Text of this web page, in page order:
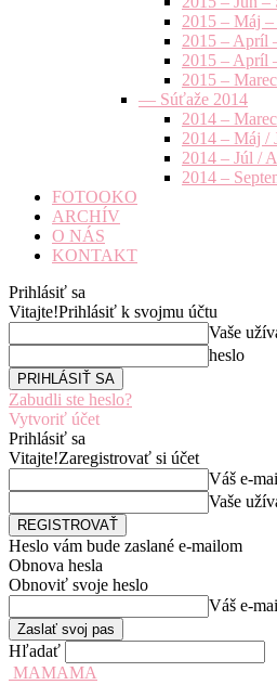
2015 – Máj
2015 – Apríl
2015 – Apríl
2015 –
— Súťaže 2014
2014 –
2014 – Máj /
2014 – Júl /
2014 –
FOTOOKO
ARCHÍV
O NÁS
KONTAKT
Prihlásiť sa
Vitajte!Prihlásiť k svojmu účtu
Vaše
heslo
Zabudli ste heslo?
Vytvoriť účet
Prihlásiť sa
Vitajte!Zaregistrovať si účet
Váš e-
Vaše
Heslo vám bude zaslané e-mailom
Obnova hesla
Obnoviť svoje heslo
Váš e-
Hľadať
MAMAMA